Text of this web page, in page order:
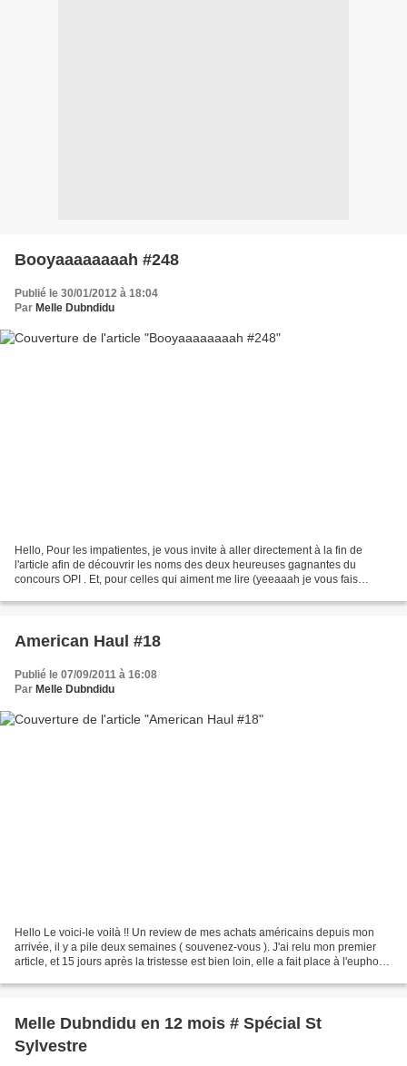
Booyaaaaaaaah #248
Publié le 30/01/2012 à 18:04
Par Melle Dubndidu
Hello, Pour les impatientes, je vous invite à aller directement à la fin de
l'article afin de découvrir les noms des deux heureuses gagnantes du
concours OPI . Et, pour celles qui aiment me lire (yeeaaah je vous fais
American Haul #18
Publié le 07/09/2011 à 16:08
Par Melle Dubndidu
Hello Le voici-le voilà !! Un review de mes achats américains depuis mon
arrivée, il y a pile deux semaines ( souvenez-vous ). J'ai relu mon premier
article, et 15 jours après la tristesse est bien loin, elle a fait place à l'euphorie
Melle Dubndidu en 12 mois # Spécial St
Sylvestre